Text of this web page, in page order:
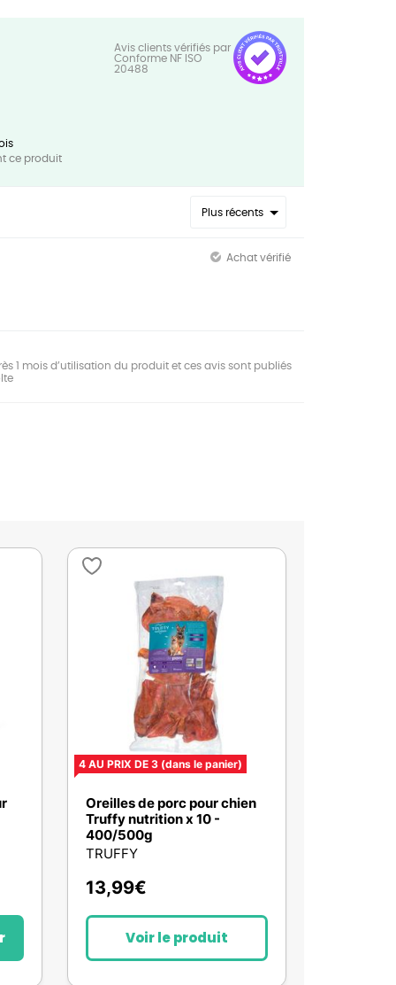
ce produit
Plus récents
Achat vérifié
1 mois d’utilisation du produit et ces avis sont publiés
4 AU PRIX DE 3 (dans le panier)
Oreilles de porc pour chien
Truffy nutrition x 10 -
400/500g
TRUFFY
13,99€
Voir le produit